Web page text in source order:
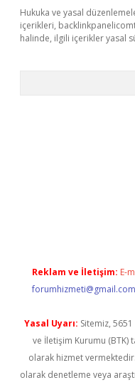
Hukuka ve yasal
içerikleri,
halinde, ilgili içerikler yasal
Reklam ve İletişim: E-
forumhizmeti@gmail.com
Yasal Uyarı: Sitemiz,
ve İletişim Kurumu (BTK)
olarak hizmet
olarak denetleme veya